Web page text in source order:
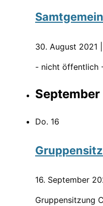
30. August 2021 |
- nicht öffentlich
September
Do. 16
16. September
Gruppensitzung